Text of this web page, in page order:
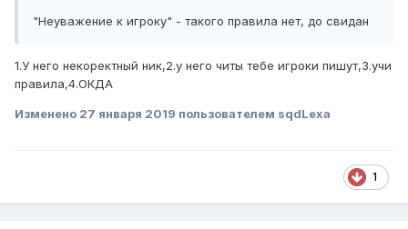
"Неуважение к игроку" - такого правила нет, до свидан
1.У него некоректный ник,2.у него читы тебе игроки пишут,3.учи
правила,4.ОКДА
Изменено 27 января 2019 пользователем sqdLexa
1